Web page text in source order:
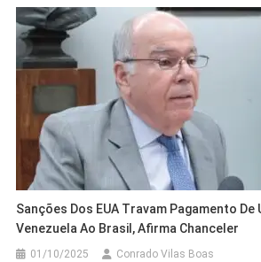
Sanções Dos EUA Travam Pagamento De
Venezuela Ao Brasil, Afirma Chanceler
01/10/2025 Conrado Vilas Boas